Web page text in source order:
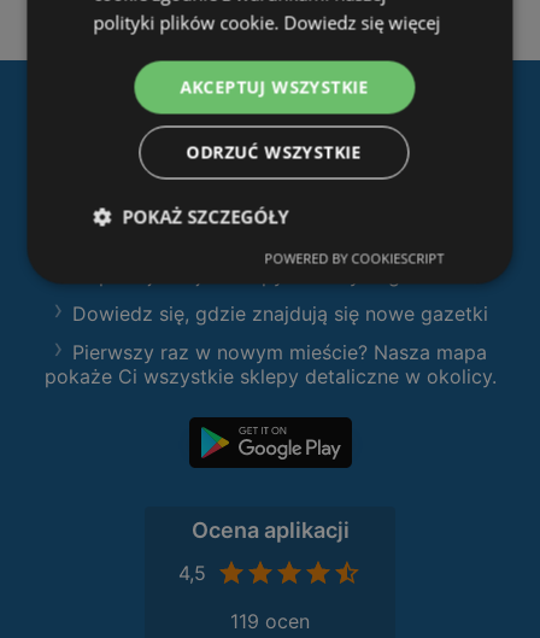
Pobierz naszą aplikację
Ofertolino.pl
Filtruj sklepy według kategorii i przeglądaj
Dowiedz się, gdzie znajdują się nowe gazetki
Pierwszy raz w nowym mieście? Nasza mapa
pokaże Ci wszystkie sklepy detaliczne w okolicy.
Ocena aplikacji
4,5
119 ocen
polityki plików cookie. Dowiedz się więcej
AKCEPTUJ WSZYSTKIE
ODRZUĆ WSZYSTKIE
POKAŻ SZCZEGÓŁY
POWERED BY COOKIESCRIPT